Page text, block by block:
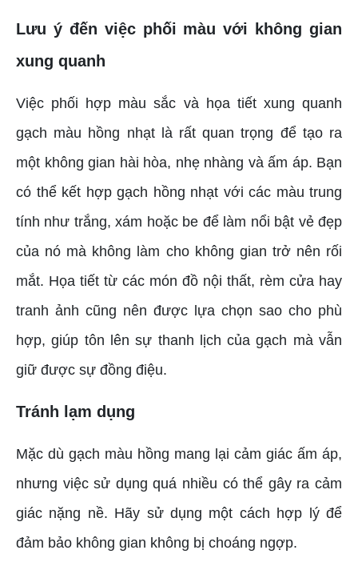
Lưu ý đến việc phối màu với không gian
xung quanh
Việc phối hợp màu sắc và họa tiết xung quanh
gạch màu hồng nhạt là rất quan trọng để tạo ra
một không gian hài hòa, nhẹ nhàng và ấm áp. Bạn
có thể kết hợp gạch hồng nhạt với các màu trung
tính như trắng, xám hoặc be để làm nổi bật vẻ đẹp
của nó mà không làm cho không gian trở nên rối
mắt. Họa tiết từ các món đồ nội thất, rèm cửa hay
tranh ảnh cũng nên được lựa chọn sao cho phù
hợp, giúp tôn lên sự thanh lịch của gạch mà vẫn
giữ được sự đồng điệu.
Tránh lạm dụng
Mặc dù gạch màu hồng mang lại cảm giác ấm áp,
nhưng việc sử dụng quá nhiều có thể gây ra cảm
giác nặng nề. Hãy sử dụng một cách hợp lý để
đảm bảo không gian không bị choáng ngợp.